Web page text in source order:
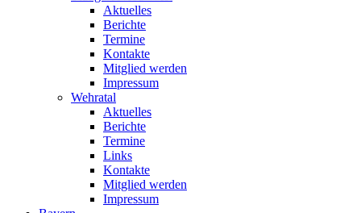
Aktuelles
Berichte
Termine
Kontakte
Mitglied werden
Impressum
Wehratal
Aktuelles
Berichte
Termine
Links
Kontakte
Mitglied werden
Impressum